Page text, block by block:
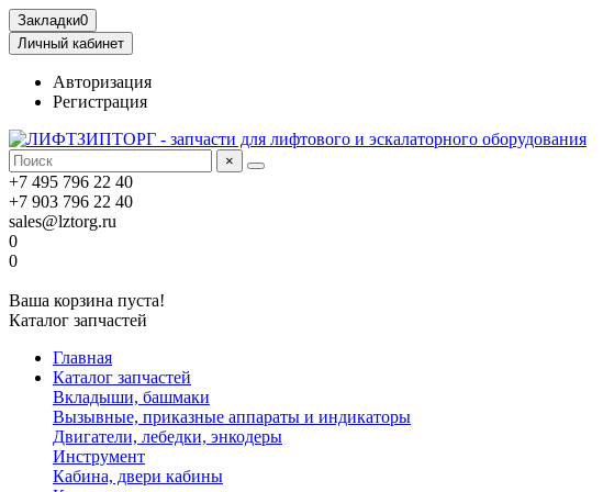
Закладки0
Личный кабинет
Авторизация
Регистрация
×
+7 495 796 22 40
+7 903 796 22 40
sales@lztorg.ru
0
0
Ваша корзина пуста!
Каталог запчастей
Главная
Каталог запчастей
Вкладыши, башмаки
Вызывные, приказные аппараты и индикаторы
Двигатели, лебедки, энкодеры
Инструмент
Кабина, двери кабины